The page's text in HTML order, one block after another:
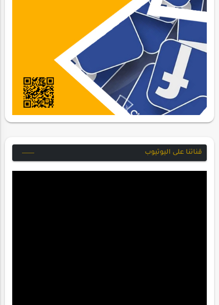
قناتنا على اليوتيوب